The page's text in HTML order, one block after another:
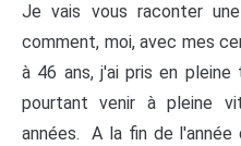
Je vais vous raconter
comment, moi, avec mes
à 46 ans, j'ai pris en
pourtant venir à pleine
années. A la fin de